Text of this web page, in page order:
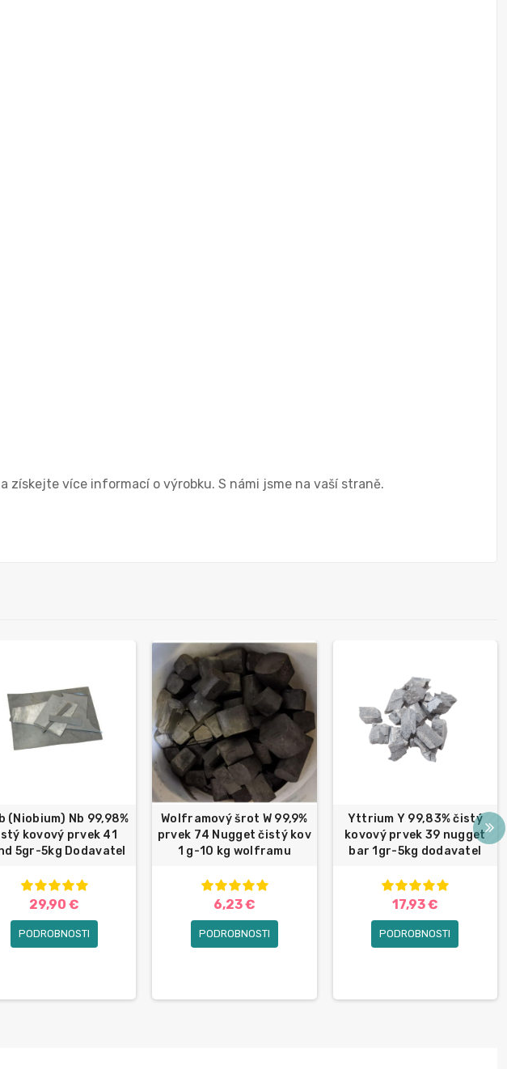
získejte více informací o výrobku. S námi jsme na vaší straně.
(Niobium) Nb 99,98%
kovový prvek 41
5gr-5kg Dodavatel
29,90 €
PODROBNOSTI
Wolframový šrot W 99,9%
prvek 74 Nugget čistý kov
1 g-10 kg wolframu
6,23 €
PODROBNOSTI
Yttrium Y 99,83% čistý
kovový prvek 39 nugget
bar 1gr-5kg dodavatel
17,93 €
PODROBNOSTI